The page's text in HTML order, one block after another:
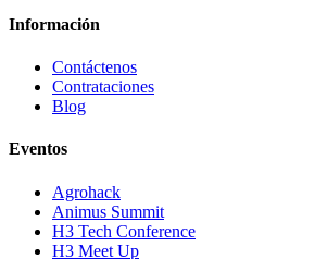
Información
Contáctenos
Contrataciones
Blog
Eventos
Agrohack
Animus Summit
H3 Tech Conference
H3 Meet Up